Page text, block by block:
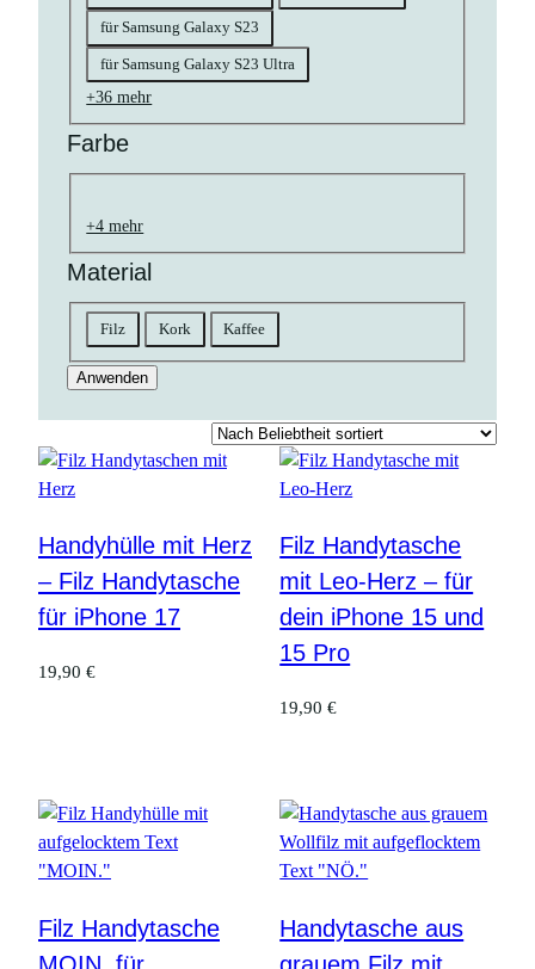
für Samsung Galaxy S23
für Samsung Galaxy S23 Ultra
+36 mehr
Farbe
+4 mehr
Material
Material
Filz Kork Kaffee
Anwenden
Handyhülle mit Herz
– Filz Handytasche
für iPhone 17
19,90 €
Filz Handytasche
mit Leo-Herz – für
dein iPhone 15 und
15 Pro
19,90€
Filz Handytasche
MOIN, für
Handytasche aus
grauem Filz mit